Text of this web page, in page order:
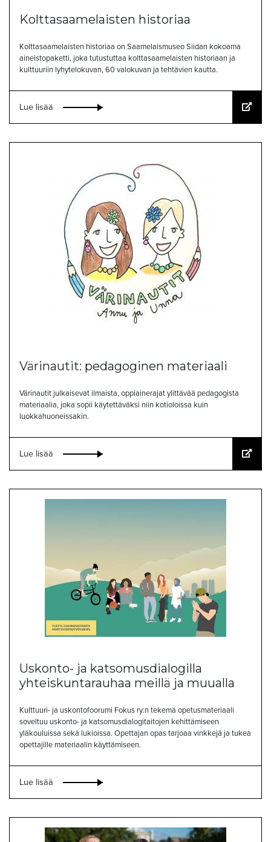
Kolttasaamelaisten historiaa
Kolttasaamelaisten historiaa on Saamelaismuseo Siidan kokoama
aineistopaketti, joka tutustuttaa kolttasaamelaisten historiaan ja
kulttuuriin lyhytelokuvan, 60 valokuvan ja tehtävien kautta.
Lue lisää
Värinautit: pedagoginen materiaali
Värinautit julkaisevat ilmaista, oppiainerajat ylittävää pedagogista
materiaalia, joka sopii käytettäväksi niin kotioloissa kuin
luokkahuoneissakin.
Lue lisää
Uskonto- ja katsomusdialogilla
yhteiskuntarauhaa meillä ja muualla
Kulttuuri- ja uskontofoorumi Fokus ry:n tekemä opetusmateriaali
soveltuu uskonto- ja katsomusdialogitaitojen kehittämiseen
yläkouluissa sekä lukioissa. Opettajan opas tarjoaa vinkkejä ja tukea
opettajille materiaalin käyttämiseen.
Lue lisää